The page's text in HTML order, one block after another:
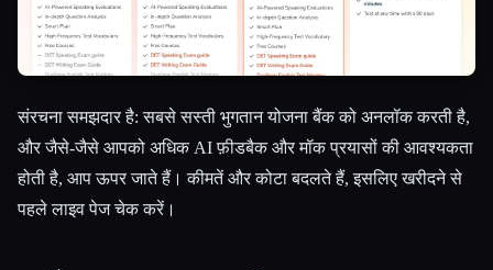
संरचना समझदार है: सबसे सस्ती भुगतान योजना बैंक को अनलॉक करती है,
और जैसे-जैसे आपको अधिक AI फ़ीडबैक और मॉक प्रयासों की आवश्यकता
होती है, आप ऊपर जाते हैं। कीमतें और कोटा बदलते हैं, इसलिए खरीदने से
पहले लाइव पेज चेक करें।